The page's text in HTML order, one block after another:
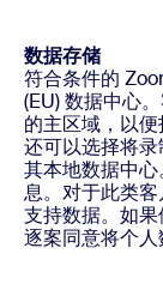
数据存储
符合条件的
(EU) 数据中心
的主区域，以
还可以选择将
其本地数据中
息。对于此类
支持数据。如
逐案同意将个人